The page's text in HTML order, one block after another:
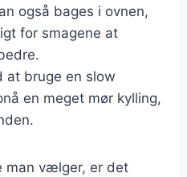
også bages i ovnen,
for smagene at
at bruge en slow
en meget mør kylling,
man vælger, er det